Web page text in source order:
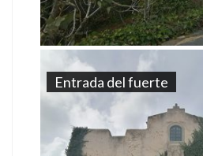
Entrada del fuerte